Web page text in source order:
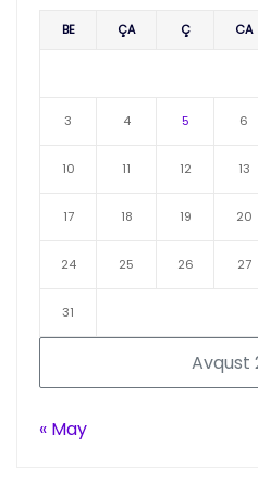
Avqust
BE ÇA Ç CA
3 4 5 6
10 11 12 13
17 18 19 20
24 25 26 27
31
« May